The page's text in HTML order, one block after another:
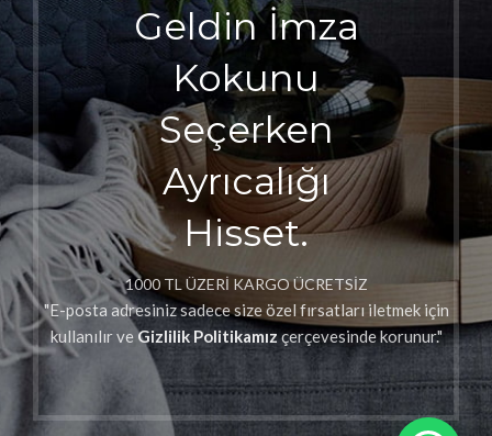
Geldin İmza
Kokunu
Seçerken
Ayrıcalığı
Hisset.
1000 TL ÜZERİ KARGO ÜCRETSİZ
"E-posta adresiniz sadece size özel fırsatları iletmek için
kullanılır veGizlilik Politikamızçerçevesinde korunur."